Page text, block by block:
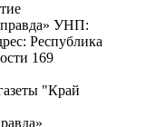
УНП:
Республика
169
"Край